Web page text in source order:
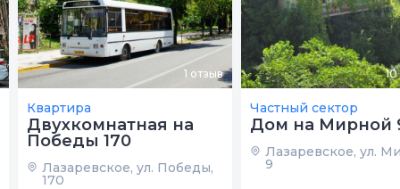
1 отзыв
Квартира
Двухкомнатная на
Победы 170
Лазаревское, ул. Победы,
170
10
Частный сектор
Дом на Мирной
Лазаревское, ул.
9